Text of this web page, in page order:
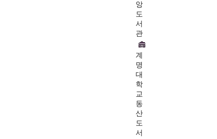
앙
도
서
관
계
명
대
학
교
동
산
도
서